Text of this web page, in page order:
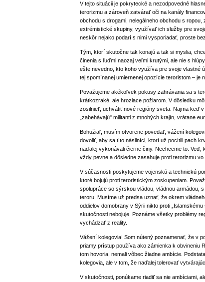
V tejto situácii je pokrytecké a nezodpovedné
terorizmu a zároveň zatvárať oči na kanály
obchodu s drogami, nelegálneho obchodu s
extrémistické skupiny, využívať ich služby pre
neskôr nejako podarí s nimi vysporiadať, proste
Tým, ktorí skutočne tak konajú a tak si myslia,
činenia s ľuďmi naozaj veľmi krutými, ale nie s
ešte nevedno, kto koho využíva pre svoje vlastné
tej spomínanej umiernenej opozície teroristom – je
Považujeme akékoľvek pokusy zahrávania sa s
krátkozraké, ale hroziace požiarom. V dôsledku
zosilnieť, uchvátiť nové regióny sveta. Najmä keď
„zabehávajú" militanti z mnohých krajín, vrátane
Bohužiaľ, musím otvorene povedať, vážení
dovoliť, aby sa títo násilníci, ktorí už pocítili pach
naďalej vykonávali čierne činy. Nechceme to.
vždy pevne a dôsledne zasahuje proti terorizmu vo
V súčasnosti poskytujeme vojenskú a technickú
ktoré bojujú proti teroristickým zoskupeniam.
spolupráce so sýrskou vládou, vládnou armádou,
teroru. Musíme už predsa uznať, že okrem
oddielov domobrany v Sýrii nikto proti
skutočnosti nebojuje. Poznáme všetky problémy
vychádzať z reality.
Vážení kolegovia! Som nútený poznamenať, že v
priamy prístup používa ako zámienka k obvineniu
tom hovoria, nemali vôbec žiadne ambície.
kolegovia, ale v tom, že naďalej tolerovať
V skutočnosti, ponúkame riadiť sa nie ambíciami,